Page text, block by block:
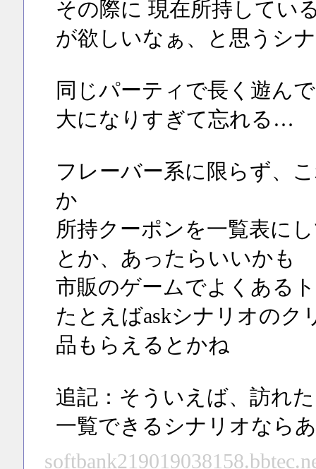
その際に 現在所持してい
が欲しいなぁ、と思うシ
同じパーティで長く遊ん
大になりすぎて忘れる…
フレーバー系に限らず、
か
所持クーポンを一覧表に
とか、あったらいいかも
市販のゲームでよくある
たとえばaskシナリオの
品もらえるとかね
追記：そういえば、訪れ
一覧できるシナリオなら